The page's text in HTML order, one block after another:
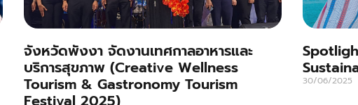
จังหวัดพังงา จัดงานเทศกาลอาหารและ
บริการสุขภาพ (Creative Wellness
Tourism & Gastronomy Tourism
30/06/2025